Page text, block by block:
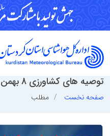
توصیه های کشاورزی 8 بهمن ماه 1402
صفحه نخست مطلب